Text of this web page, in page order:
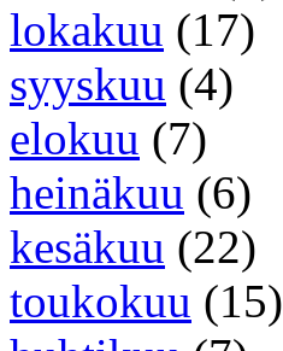
lokakuu (17)
syyskuu (4)
elokuu (7)
heinäkuu (6)
kesäkuu (22)
toukokuu (15)